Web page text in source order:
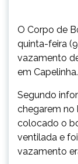
O Corpo de
quinta-feira
vazamento
em
Segundo
chegarem no
colocado o
ventilada e
vazamento